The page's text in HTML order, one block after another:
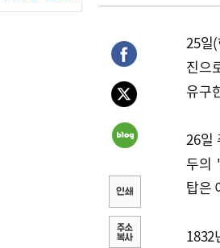
25일
진으
유구
26일
두의
탑은
1832